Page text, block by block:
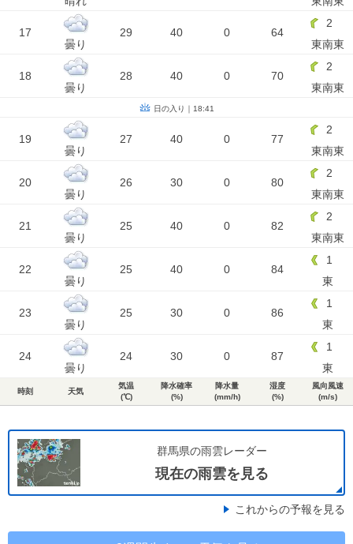
17
曇り
29 40 0 64
2
東南東
18
曇り
28 40 0 70
2
東南東
日の入り｜18:41
19
曇り
27 40 0 77
2
東南東
20
曇り
26 30 0 80
2
東南東
21
曇り
25 40 0 82
2
東南東
22
曇り
25 40 0 84
1
東
23
曇り
25 30 0 86
1
東
24
曇り
24 30 0 87
1
東
時刻 天気
気温
(℃)
降水確率
(%)
降水量
(mm/h)
湿度
(%)
風向風速
(m/s)
群馬県の雨雲レーダー
現在の雨雲を見る
これからの予報を見る